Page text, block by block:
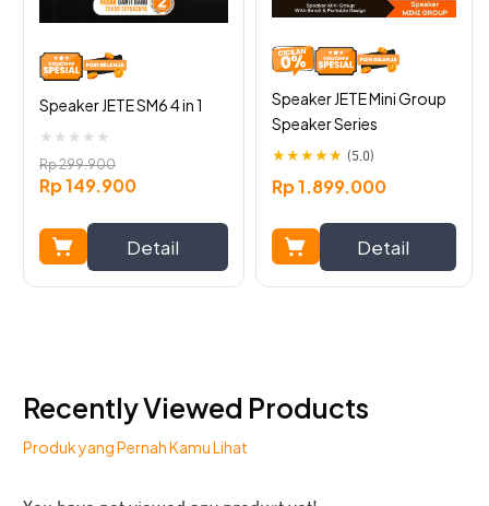
Tak perlu khawatir kehabisan baterai saat menggunakan
Speaker JETE SM6 4 in 1
★ ★ ★ ★ ★
Rp299.900
Rp149.900
Detail
Speaker JETE Mini Group
Speaker Series
★★★★★ (5.0)
Rp1.899.000
Detail
Recently Viewed Products
Produk yang Pernah Kamu Lihat